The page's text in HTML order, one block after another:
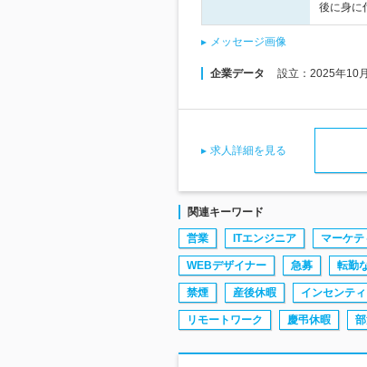
後に身に
メッセージ画像
企業データ 設立：2025年10
求人詳細を見る
関連キーワード
営業 ITエンジニア マーケ
WEBデザイナー 急募 転勤
禁煙 産後休暇 インセンテ
リモートワーク 慶弔休暇